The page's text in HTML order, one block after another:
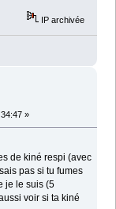
IP archivée
»
de kiné respi (avec
pas si tu fumes
je le suis (5
voir si ta kiné